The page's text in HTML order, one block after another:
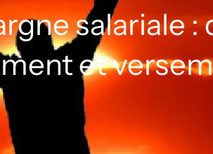
salariale :
et